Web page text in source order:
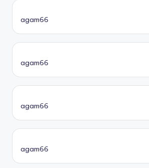
agam66
agam66
agam66
agam66